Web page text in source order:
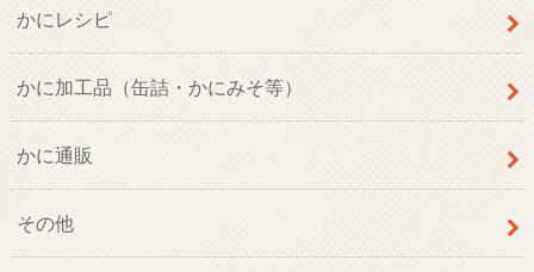
かにレシピ
かに加工品（缶詰・かにみそ等）
かに通販
その他